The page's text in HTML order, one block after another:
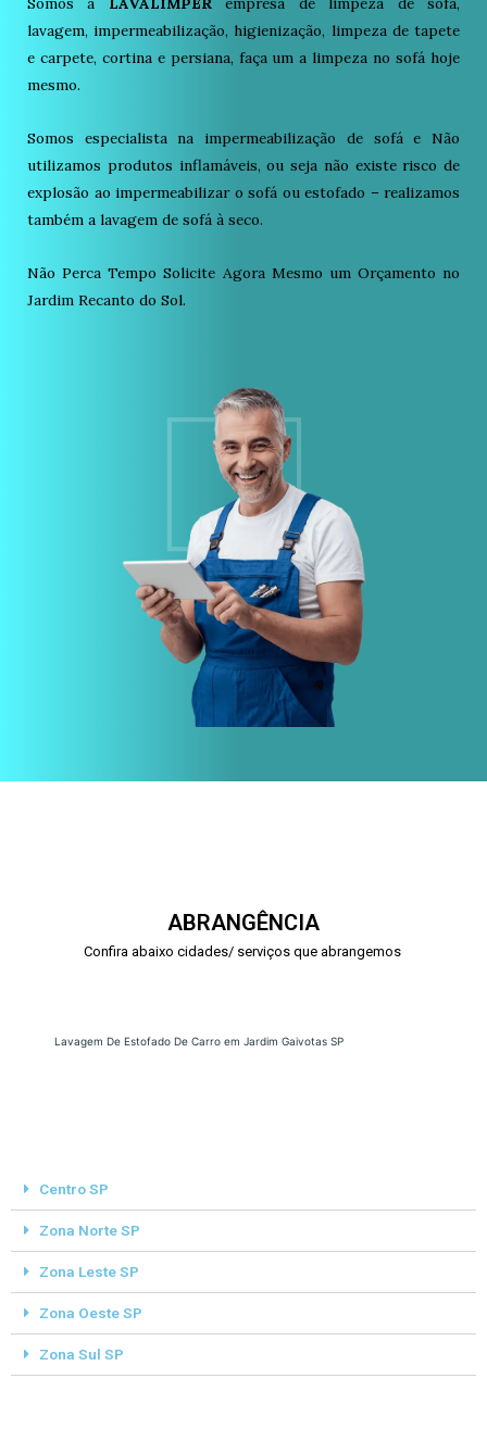
lavagem, impermeabilização, higienização, limpeza de tapete
e carpete, cortina e persiana, faça um a limpeza no sofá hoje
mesmo.
Somos especialista na impermeabilização de sofá e Não
utilizamos produtos inflamáveis, ou seja não existe risco de
explosão ao impermeabilizar o sofá ou estofado – realizamos
também a lavagem de sofá à seco.
Não Perca Tempo Solicite Agora Mesmo um Orçamento no
Jardim Recanto do Sol.
ABRANGÊNCIA
Confira abaixo cidades/ serviços que abrangemos
Lavagem De Estofado De Carro em Jardim Gaivotas SP
Centro SP
Zona Norte SP
Zona Leste SP
Zona Oeste SP
Zona Sul SP